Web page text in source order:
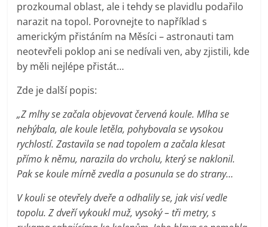
prozkoumal oblast, ale i tehdy se plavidlu podařilo
narazit na topol. Porovnejte to například s
americkým přistáním na Měsíci – astronauti tam
neotevřeli poklop ani se nedívali ven, aby zjistili, kde
by měli nejlépe přistát…
Zde je další popis:
„Z mlhy se začala objevovat červená koule. Mlha se
nehýbala, ale koule letěla, pohybovala se vysokou
rychlostí. Zastavila se nad topolem a začala klesat
přímo k němu, narazila do vrcholu, který se naklonil.
Pak se koule mírně zvedla a posunula se do strany…
V kouli se otevřely dveře a odhalily se, jak visí vedle
topolu. Z dveří vykoukl muž, vysoký – tři metry, s